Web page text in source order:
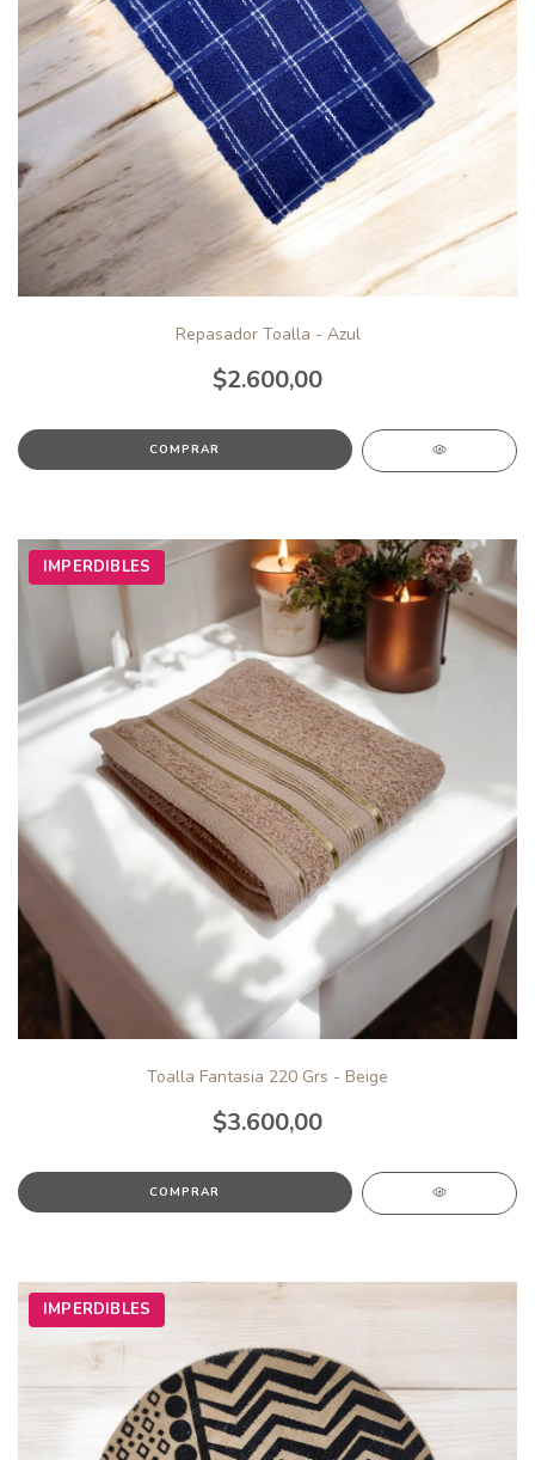
Repasador Toalla - Azul
$2.600,00
IMPERDIBLES
Toalla Fantasia 220 Grs - Beige
$3.600,00
IMPERDIBLES